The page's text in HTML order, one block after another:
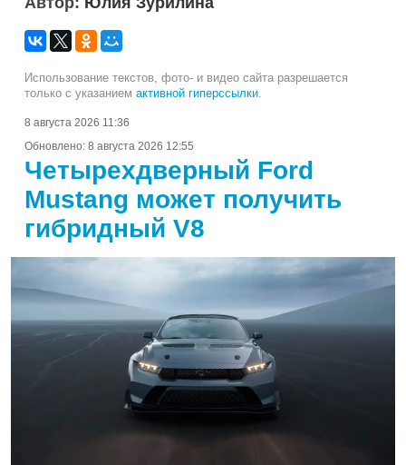
Использование текстов, фото- и видео сайта разрешается
только с указанием активной гиперссылки.
8 августа 2026 11:36
Обновлено: 8 августа 2026 12:55
Четырехдверный Ford
Mustang может получить
гибридный V8